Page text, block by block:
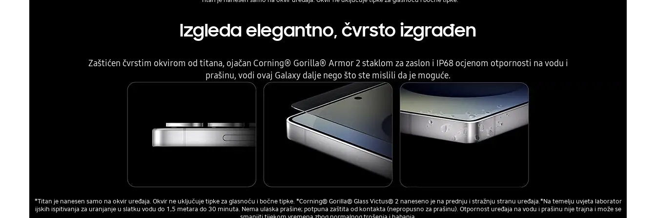
Izgleda elegantno, čvrsto izgrađen
Zaštićen čvrstim okvirom od titana, ojačan Corning® Gorilla® Armor 2 staklom za zaslon i IP68 ocjenom otpornosti na vodu i
prašinu, vodi ovaj Galaxy dalje nego što ste mislili da je moguće.
*Titan je nanesen samo na okvir uređaja. Okvir ne uključuje tipke za glasnoću i bočne tipke. *Corning® Gorilla® Glass Victus® 2 naneseno je na prednju i stražnju stranu uređaja.*Na temelju uvjeta laborator
ijskih ispitivanja za uranjanje u slatku vodu do 1,5 metara do 30 minuta. Nema ulaska prašine; potpuna zaštita od kontakta (nepropusno za prašinu). Otpornost uređaja na vodu i prašinu nije trajna i može se
smanjiti tijekom vremena zbog normalnog trošenja i habanja.